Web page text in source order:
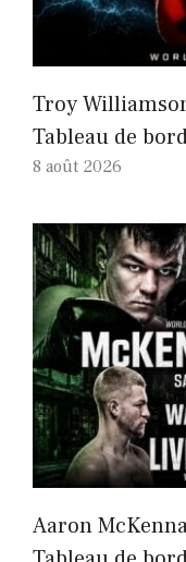
Troy
Tableau de
8 août 2026
Aaron